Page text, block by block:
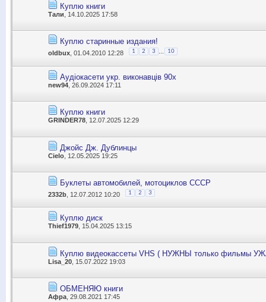
Куплю книги
Тали , 14.10.2025 17:58
Куплю старинные издания!
oldbux , 01.04.2010 12:28 1 2 3 10
Аудіокасети укр. виконавців 90х
new94 , 26.09.2024 17:11
Куплю книги
GRINDER78 , 12.07.2025 12:29
Джойс Дж. Дублинцы
Cielo , 12.05.2025 19:25
Буклеты автомобилей, мотоциклов СССР
2332b , 12.07.2012 10:20 1 2 3
Куплю диск
Thief1979, 15.04.2025 13:15
Куплю видеокассеты VHS ( НУЖНЫ только фильмы
Lisa_20 , 15.07.2022 19:03
ОБМЕНЯЮ книги
Афра , 29.08.2021 17:45